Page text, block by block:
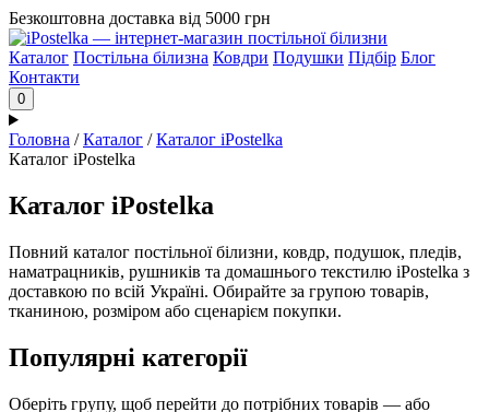
Безкоштовна доставка від 5000 грн
Каталог Постільна білизна Ковдри Подушки Підбір Блог
Контакти
0
Головна /Каталог /Каталог iPostelka
Каталог iPostelka
Каталог iPostelka
Повний каталог постільної білизни, ковдр, подушок, пледів,
наматрацників, рушників та домашнього текстилю iPostelka з
доставкою по всій Україні. Обирайте за групою товарів,
тканиною, розміром або сценарієм покупки.
Популярні категорії
Оберіть групу, щоб перейти до потрібних товарів — або